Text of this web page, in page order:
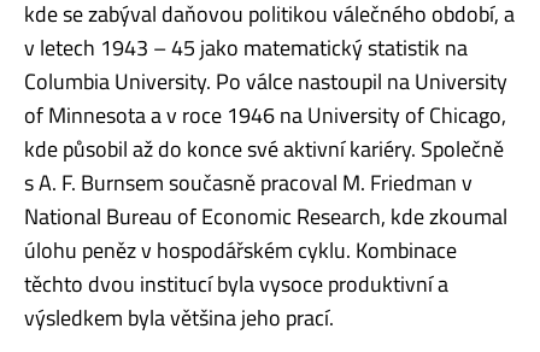
kde se zabýval daňovou politikou válečného období, a
v letech 1943 – 45 jako matematický statistik na
Columbia University. Po válce nastoupil na University
of Minnesota a v roce 1946 na University of Chicago,
kde působil až do konce své aktivní kariéry. Společně
s A. F. Burnsem současně pracoval M. Friedman v
National Bureau of Economic Research, kde zkoumal
úlohu peněz v hospodářském cyklu. Kombinace
těchto dvou institucí byla vysoce produktivní a
výsledkem byla většina jeho prací.